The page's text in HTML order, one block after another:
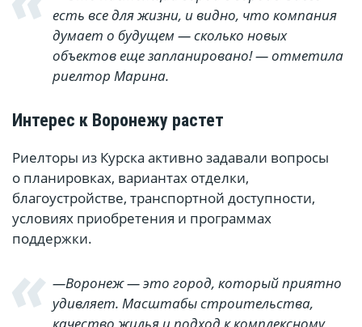
есть все для жизни, и видно, что компания
думает о будущем — сколько новых
объектов еще запланировано! — отметила
риелтор Марина.
Интерес к Воронежу растет
Риелторы из Курска активно задавали вопросы
о планировках, вариантах отделки,
благоустройстве, транспортной доступности,
условиях приобретения и программах
поддержки.
—Воронеж — это город, который приятно
удивляет. Масштабы строительства,
качество жилья и подход к комплексному